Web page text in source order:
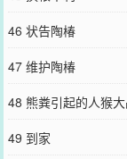
46 状告陶椿
47 维护陶椿
48 熊粪引起的人猴
49 到家